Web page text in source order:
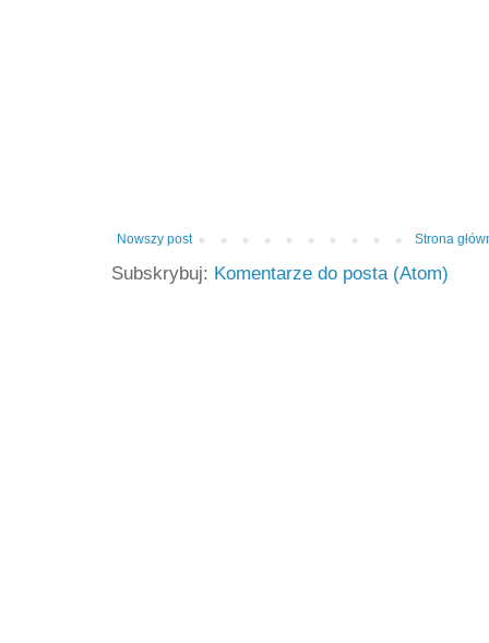
Nowszy post Strona
Subskrybuj: Komentarze do posta (Atom)